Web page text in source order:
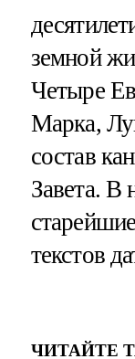
земной
Четыре
Марка,
состав
Завета. В
текстов
ЧИТАЙТЕ